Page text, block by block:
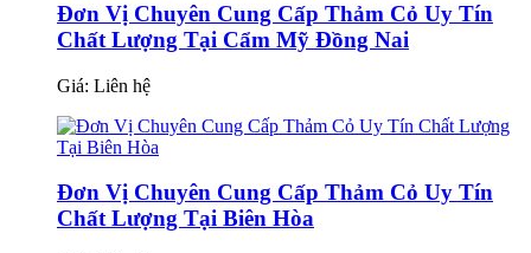
Đơn Vị Chuyên Cung Cấp Thảm Cỏ Uy Tín
Chất Lượng Tại Cẩm Mỹ Đồng Nai
Giá: Liên hệ
Đơn Vị Chuyên Cung Cấp Thảm Cỏ Uy Tín
Chất Lượng Tại Biên Hòa